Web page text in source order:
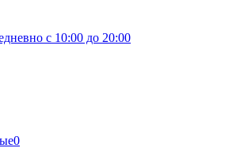
с 10:00 до 20:00
0